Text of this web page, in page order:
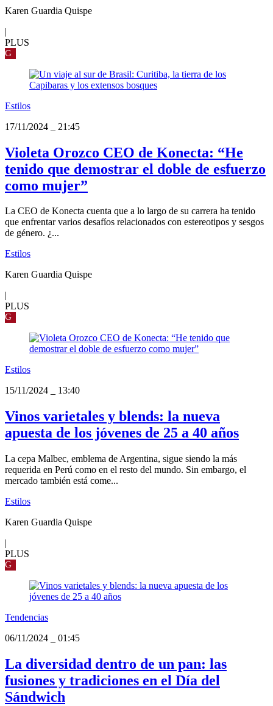
Karen Guardia Quispe
|
PLUS
G
Estilos
17/11/2024
21:45
Violeta Orozco CEO de Konecta: “He
tenido que demostrar el doble de esfuerzo
como mujer”
La CEO de Konecta cuenta que a lo largo de su carrera ha tenido
que enfrentar varios desafíos relacionados con estereotipos y sesgos
de género. ¿...
Estilos
Karen Guardia Quispe
PLUS
G
Estilos
15/11/2024
13:40
Vinos varietales y blends: la nueva
apuesta de los jóvenes de 25 a 40 años
La cepa Malbec, emblema de Argentina, sigue siendo la más
requerida en Perú como en el resto del mundo. Sin embargo, el
mercado también está come...
Estilos
Karen Guardia Quispe
|
PLUS
G
Tendencias
06/11/2024
01:45
La diversidad dentro de un pan: las
fusiones y tradiciones en el Día del
Sándwich